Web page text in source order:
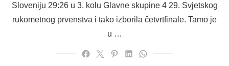
Sloveniju 29:26 u 3. kolu Glavne skupine 4 29. Svjetskog
rukometnog prvenstva i tako izborila četvrtfinale. Tamo je
u …